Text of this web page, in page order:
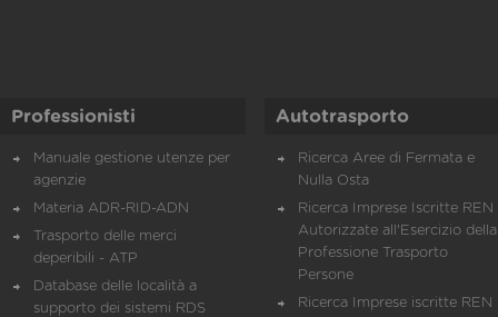
Professionisti
Manuale gestione utenze per
agenzie
Materia ADR-RID-ADN
Trasporto delle merci
deperibili - ATP
Database delle località a
supporto dei sistemi RDS
Autotrasporto
Ricerca Aree di Fermata e
Nulla Osta
Ricerca Imprese Iscritte REN
Autorizzate all'Esercizio della
Professione Trasporto
Persone
Ricerca Imprese iscritte REN